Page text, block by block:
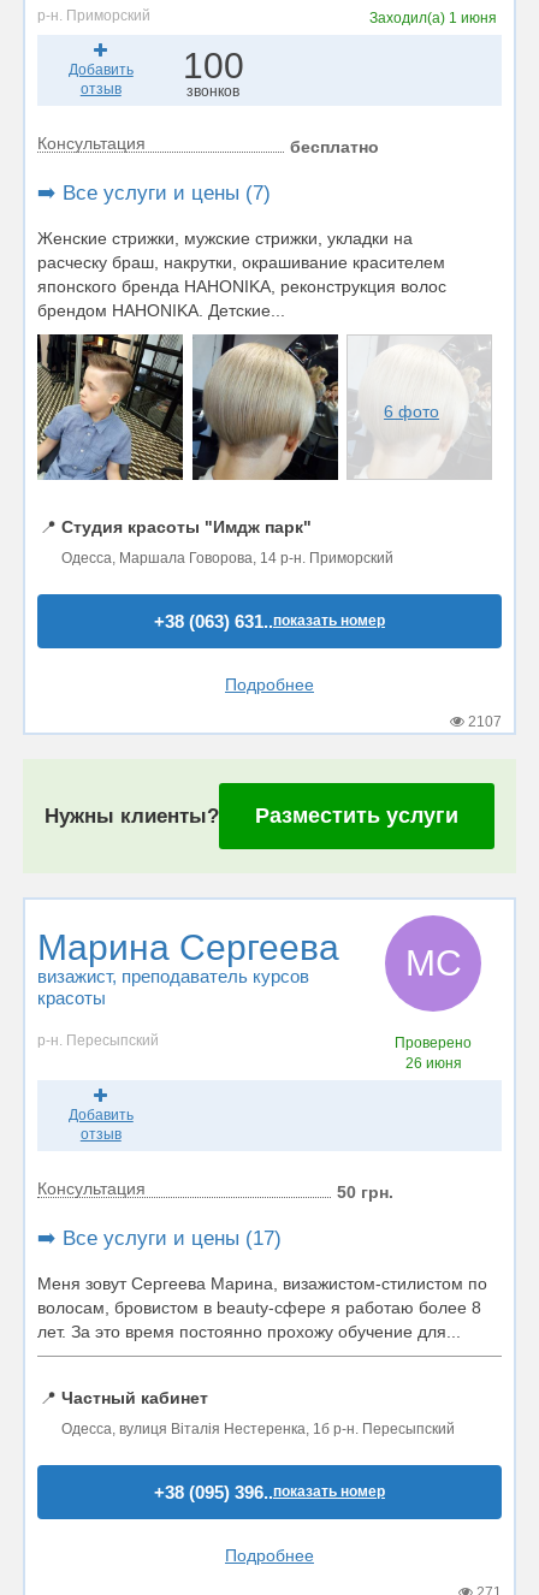
р-н. Приморский Заходил(а) 1 июня
Добавить
отзыв
100
звонков
Консультация бесплатно
➡️ Все услуги и цены (7)
Женские стрижки, мужские стрижки, укладки на
расческу браш, накрутки, окрашивание красителем
японского бренда НАНОNIKA, реконструкция волос
брендом HAHONIKA. Детские...
6 фото
📍 Студия красоты "Имдж парк"
Одесса, Маршала Говорова, 14 р-н. Приморский
+38 (063) 631..показать номер
Подробнее
2107
Нужны клиенты? Разместить услуги
Марина Сергеева
визажист, преподаватель курсов
красоты
МС
р-н. Пересыпский
Проверено
26 июня
Добавить
отзыв
Консультация 50 грн.
➡️ Все услуги и цены (17)
Меня зовут Сергеева Марина, визажистом-стилистом по
волосам, бровистом в beauty-сфере я работаю более 8
лет. За это время постоянно прохожу обучение для...
📍 Частный кабинет
Одесса, вулиця Віталія Нестеренка, 1б р-н. Пересыпский
+38 (095) 396..показать номер
Подробнее